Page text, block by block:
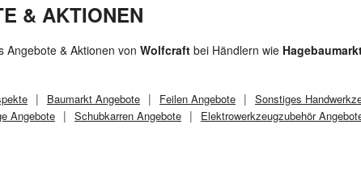
& AKTIONEN
Angebote & Aktionen von Wolfcraft bei Händlern wie
Baumarkt Angebote Feilen Angebote
Sonstiges
Angebote
Schubkarren Angebote Elektrowerkzeugzubehör